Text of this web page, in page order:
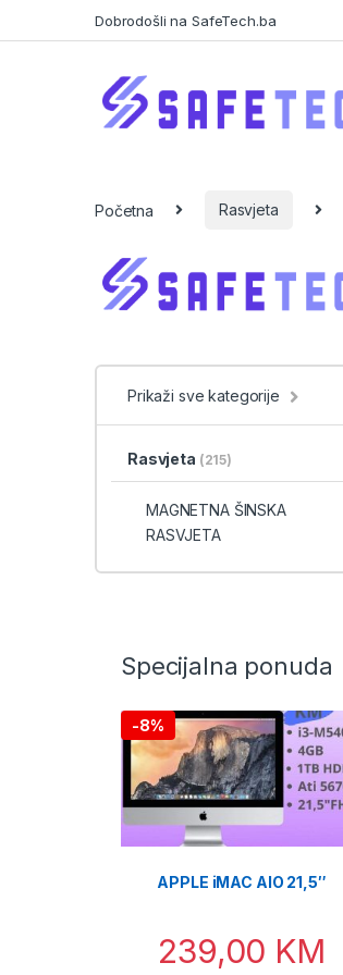
Dobrodošli na SafeTech.ba
Početna Rasvjeta
Prikaži sve kategorije
Rasvjeta (215)
MAGNETNA ŠINSKA
RASVJETA
Specijalna ponuda
-8%
APPLE iMAC AIO 21,5″
239,00 KM